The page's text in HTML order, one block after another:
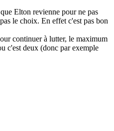
Elton revienne pour ne pas
le choix. En effet c'est pas bon
continuer à lutter, le maximum
c'est deux (donc par exemple